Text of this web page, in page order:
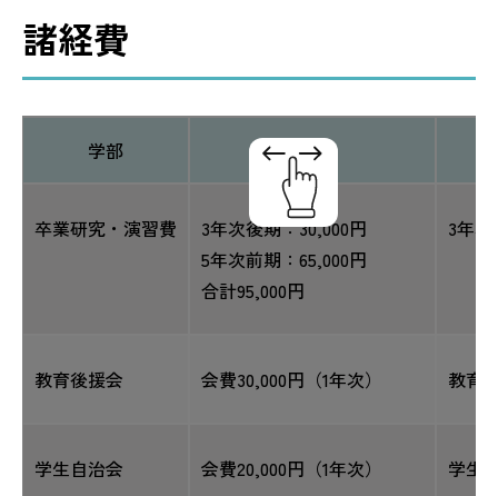
諸経費
学部 学科
卒業研究・演習費
3年次後期：30,000円
5年次前期：65,000円
合計95,000円
3年
教育後援会 会費30,000円（1年次） 教育
学生自治会 会費20,000円（1年次） 学生